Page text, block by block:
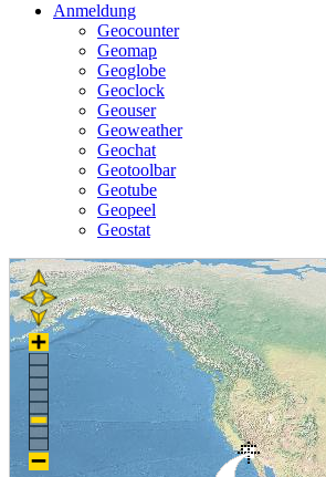
Anmeldung
Geocounter
Geomap
Geoglobe
Geoclock
Geouser
Geoweather
Geochat
Geotoolbar
Geotube
Geopeel
Geostat